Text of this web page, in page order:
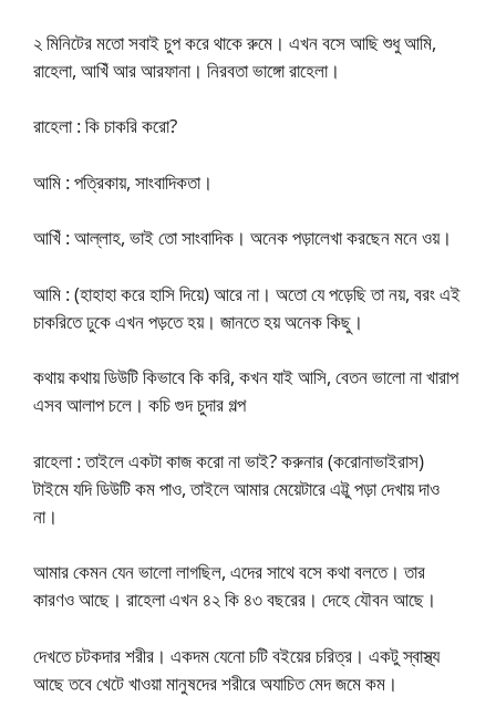
২ মিনিটের মতো সবাই চুপ করে থাকে রুমে। এখন বসে আছি শুধু আমি,
রাহেলা, আখিঁ আর আরফানা। নিরবতা ভাঙ্গো রাহেলা।
রাহেলা : কি চাকরি করো?
আমি : পত্রিকায়, সাংবাদিকতা।
আখিঁ : আল্লাহ, ভাই তো সাংবাদিক। অনেক পড়ালেখা করছেন মনে ওয়।
আমি : (হাহাহা করে হাসি দিয়ে) আরে না। অতো যে পড়েছি তা নয়, বরং এই
চাকরিতে ঢুকে এখন পড়তে হয়। জানতে হয় অনেক কিছু।
কথায় কথায় ডিউটি কিভাবে কি করি, কখন যাই আসি, বেতন ভালো না খারাপ
এসব আলাপ চলে। কচি গুদ চুদার গল্প
রাহেলা : তাইলে একটা কাজ করো না ভাই? করুনার (করোনাভাইরাস)
টাইমে যদি ডিউটি কম পাও, তাইলে আমার মেয়েটারে এট্টু পড়া দেখায় দাও
না।
আমার কেমন যেন ভালো লাগছিল, এদের সাথে বসে কথা বলতে। তার
কারণও আছে। রাহেলা এখন ৪২ কি ৪৩ বছরের। দেহে যৌবন আছে।
দেখতে চটকদার শরীর। একদম যেনো চটি বইয়ের চরিত্র। একটু স্বাস্থ্য
আছে তবে খেটে খাওয়া মানুষদের শরীরে অযাচিত মেদ জমে কম।